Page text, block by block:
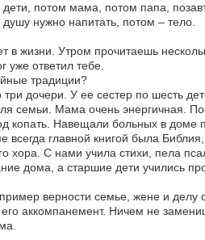
потом мама, потом папа,
нужно напитать, потом – тело.
в жизни. Утром прочитаешь
уже ответил тебе.
традиции?
дочери. У ее сестер по шесть
семьи. Мама очень энергичная.
копать. Навещали больных в
всегда главной книгой была
хора. С нами учила стихи, пела
дома, а старшие дети учились
верности семье, жене и
аккомпанемент. Ничем не